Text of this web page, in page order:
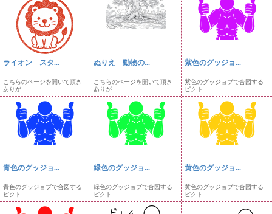
ライオン スタ...
こちらのページを開いて頂き
ありが...
ぬりえ 動物の...
こちらのページを開いて頂き
ありが...
紫色のグッジョ...
紫色のグッジョブで合図する
ピクト...
青色のグッジョ...
青色のグッジョブで合図する
ピクト...
緑色のグッジョ...
緑色のグッジョブで合図する
ピクト...
黄色のグッジョ...
黄色のグッジョブで合図する
ピクト...